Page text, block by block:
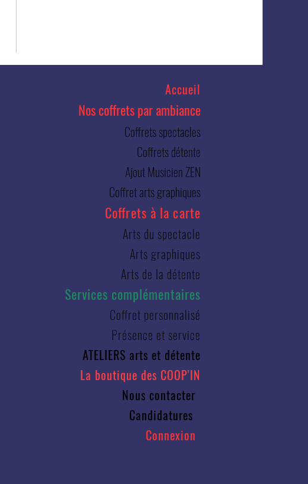
Accueil
Nos coffrets par ambiance
Coffrets spectacles
Coffrets détente
Ajout Musicien ZEN
Coffret arts graphiques
Coffrets à la carte
Arts du spectacle
Arts graphiques
Arts de la détente
Services complémentaires
Coffret personnalisé
Présence et service
ATELIERS arts et détente
La boutique des COOP'IN
Nous contacter
Candidatures
Connexion